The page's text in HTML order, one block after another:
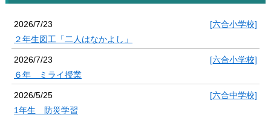
2026/7/23
[六合小学校]
２年生図工「二人はなかよし」
2026/7/23
[六合小学校]
６年 ミライ授業
2026/5/25
[六合中学校]
1年生 防災学習